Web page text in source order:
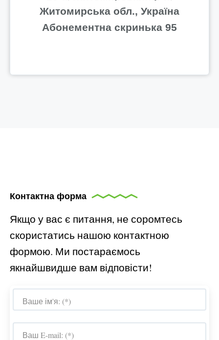
Житомирська обл., Україна
Абонементна скринька 95
Контактна форма
Якщо у вас є питання, не соромтесь
скористатись нашою контактною
формою. Ми постараємось
якнайшвидше вам відповісти!
Ваше ім'я: (*)
Ваш E-mail: (*)